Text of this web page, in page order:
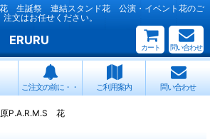
生誕祭 連結スタンド花 公演・イベント花のご
注文はお任せください。
ERURU
カート 問い合わせ
ご注文の前に・・ ご利用案内 問い合わせ
P.A.R.M.S 花